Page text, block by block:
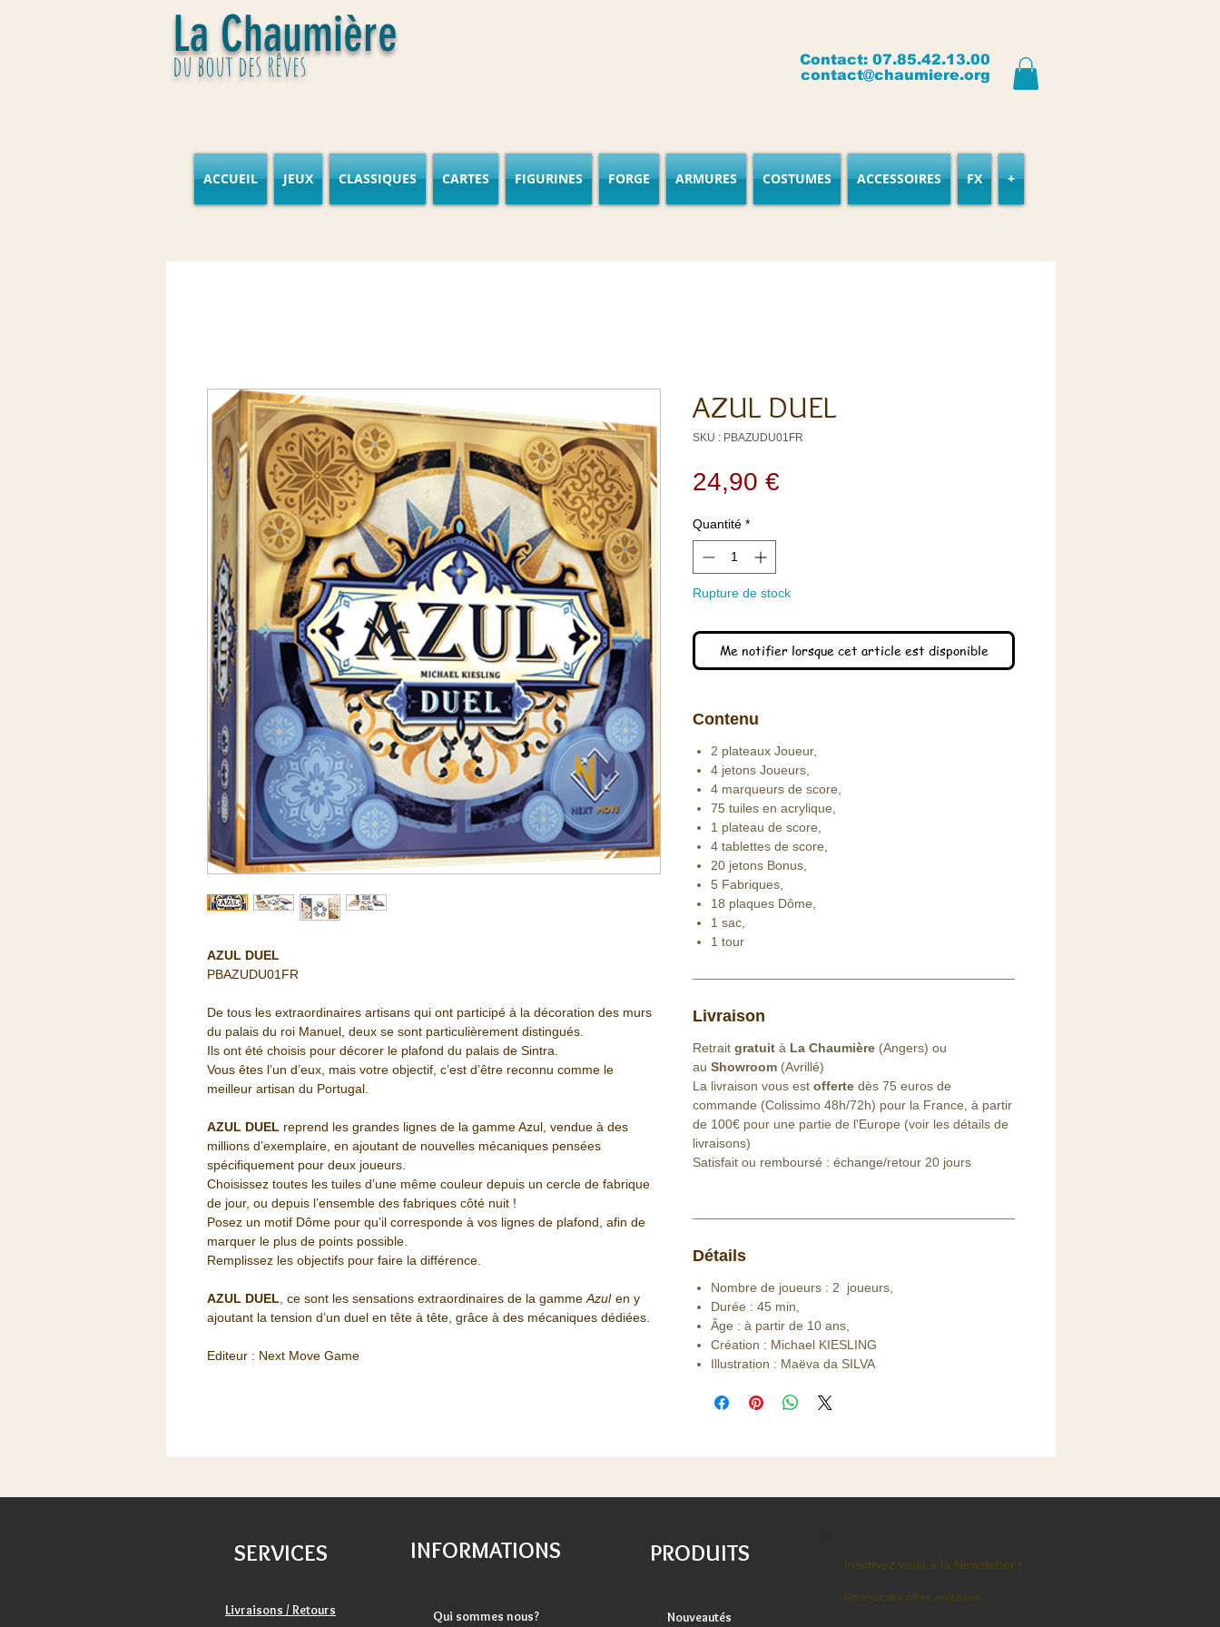
La Chaumière
du bout des rêves
Contact: 07.85.42.13.00
contact@chaumiere.org
ACCUEIL JEUX CLASSIQUES CARTES FIGURINES FORGE ARMURES COSTUMES ACCESSOIRES FX +
AZUL DUEL
PBAZUDU01FR
De tous les extraordinaires artisans qui ont participé à la décoration des murs
du palais du roi Manuel, deux se sont particulièrement distingués.
Ils ont été choisis pour décorer le plafond du palais de Sintra.
Vous êtes l’un d’eux, mais votre objectif, c’est d’être reconnu comme le
meilleur artisan du Portugal.
AZUL DUEL reprend les grandes lignes de la gamme Azul, vendue à des
millions d’exemplaire, en ajoutant de nouvelles mécaniques pensées
spécifiquement pour deux joueurs.
Choisissez toutes les tuiles d’une même couleur depuis un cercle de fabrique
de jour, ou depuis l’ensemble des fabriques côté nuit !
Posez un motif Dôme pour qu’il corresponde à vos lignes de plafond, afin de
marquer le plus de points possible.
Remplissez les objectifs pour faire la différence.
AZUL DUEL , ce sont les sensations extraordinaires de la gamme Azul en y
ajoutant la tension d’un duel en tête à tête, grâce à des mécaniques dédiées.
Editeur : Next Move Game
AZUL DUEL
SKU : PBAZUDU01FR
24,90 €
Quantité *
Rupture de stock
Me notifier lorsque cet article est disponible
Contenu
2 plateaux Joueur,
4 jetons Joueurs,
4 marqueurs de score,
75 tuiles en acrylique,
1 plateau de score,
4 tablettes de score,
20 jetons Bonus,
5 Fabriques,
18 plaques Dôme,
1 sac,
1 tour
Livraison
Retrait gratuit à La Chaumière (Angers) ou
au Showroom (Avrillé)
La livraison vous est offerte dès 75 euros de
commande (Colissimo 48h/72h) pour la France, à partir
de 100€ pour une partie de l'Europe (voir les détails de
livraisons)
Satisfait ou remboursé : échange/retour 20 jours
Détails
Nombre de joueurs : 2 joueurs,
Durée : 45 min,
Âge : à partir de 10 ans,
Création : Michael KIESLING
Illustration : Maëva da SILVA
SERVICES
Livraisons / Retours
INFORMATIONS
Qui sommes nous?
PRODUITS
Nouveautés
Inscrivez vous à la Newsletter !
Recevez des offres exclusives